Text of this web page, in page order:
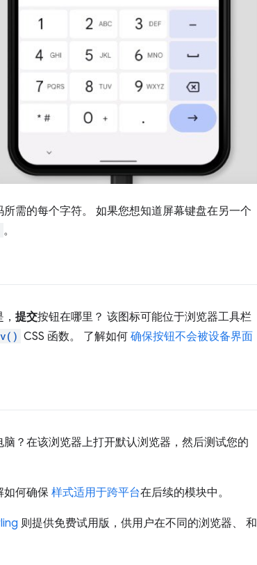
需的每个字符。 如果您想知道屏幕键盘在另一个
。
提交按钮在哪里？ 该图标可能位于浏览器工具栏
CSS 函数。 了解如何 确保按钮不会被设备界面
？在该浏览器上打开默认浏览器，然后测试您的
如何确保 样式适用于跨平台在后续的模块中。
则提供免费试用版，供用户在不同的浏览器、 和